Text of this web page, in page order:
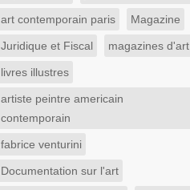
art contemporain paris Magazine
Juridique et Fiscal magazines d'art
livres illustres
artiste peintre americain
contemporain
fabrice venturini
Documentation sur l'art